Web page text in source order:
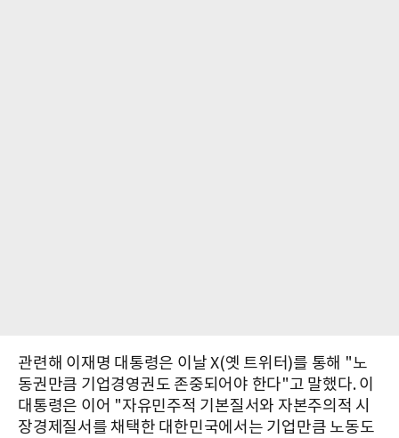
관련해 이재명 대통령은 이날 X(옛 트위터)를 통해 "노
동권만큼 기업경영권도 존중되어야 한다"고 말했다. 이
대통령은 이어 "자유민주적 기본질서와 자본주의적 시
장경제질서를 채택한 대한민국에서는 기업만큼 노동도